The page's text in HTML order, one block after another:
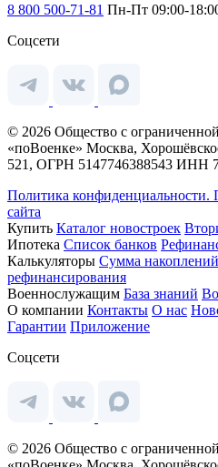
8 800 500-71-81 Пн-Пт 09:00-
Соцсети
© 2026 Общество с
«поВоенке» Москва,
521, ОГРН 5147746388543 ИНН
Политика конфиденциальности.
сайта
Купить Каталог новостроек
Ипотека Список банков
Калькуляторы Сумма накоплений
рефинансирования
Военнослужащим База знаний
О компании Контакты О нас
Гарантии Приложение
Соцсети
© 2026 Общество с